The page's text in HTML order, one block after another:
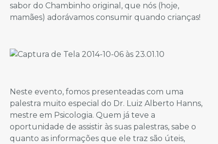
sabor do Chambinho original, que nós (hoje,
mamães) adorávamos consumir quando crianças!
Neste evento, fomos presenteadas com uma
palestra muito especial do Dr. Luiz Alberto Hanns,
mestre em Psicologia. Quem já teve a
oportunidade de assistir às suas palestras, sabe o
quanto as informações que ele traz são úteis,